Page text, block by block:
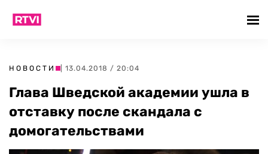
НОВОСТИ | 13.04.2018 / 20:04
Глава Шведской академии ушла в
отставку после скандала с
домогательствами